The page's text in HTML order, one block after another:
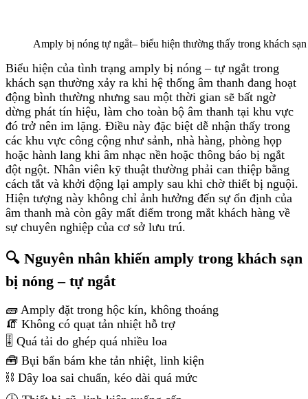
Amply bị nóng tự ngắt– biểu hiện thường thấy trong khách sạn
Biểu hiện của tình trạng amply bị nóng – tự ngắt trong
khách sạn thường xảy ra khi hệ thống âm thanh đang hoạt
động bình thường nhưng sau một thời gian sẽ bất ngờ
dừng phát tín hiệu, làm cho toàn bộ âm thanh tại khu vực
đó trở nên im lặng. Điều này đặc biệt dễ nhận thấy trong
các khu vực công cộng như sảnh, nhà hàng, phòng họp
hoặc hành lang khi âm nhạc nền hoặc thông báo bị ngắt
đột ngột. Nhân viên kỹ thuật thường phải can thiệp bằng
cách tắt và khởi động lại amply sau khi chờ thiết bị nguội.
Hiện tượng này không chỉ ảnh hưởng đến sự ổn định của
âm thanh mà còn gây mất điểm trong mắt khách hàng về
sự chuyên nghiệp của cơ sở lưu trú.
🔍 Nguyên nhân khiến amply trong khách sạn
bị nóng – tự ngắt
🧱 Amply đặt trong hộc kín, không thoáng
🧯 Không có quạt tản nhiệt hỗ trợ
🎚️ Quá tải do ghép quá nhiều loa
🧰 Bụi bẩn bám khe tản nhiệt, linh kiện
⛓️ Dây loa sai chuẩn, kéo dài quá mức